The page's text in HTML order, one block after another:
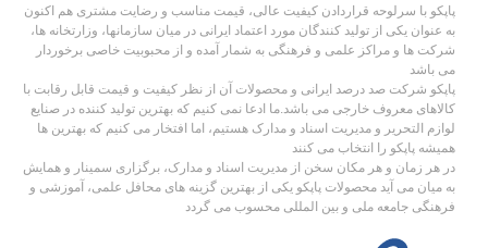
پاپکو با سرلوحه قراردادن کیفیت عالی، قیمت مناسب و رضایت مشتری هم اکنون
به عنوان یکی از تولید کنندگان مورد اعتماد ایرانی در میان سازمانها، وزارتخانه ها،
شرکت ها و مراکز علمی و فرهنگی به شمار آمده و از محبوبیت خاصی برخوردار
می باشد
پاپکو شرکت صد درصد ایرانی و محصولات آن از نظر کیفیت و قیمت قابل رقابت با
کالاهای معروف خارجی می باشد.ما ادعا نمی کنیم که بهترین تولید کننده در صنایع
لوازم التحریر و مدیریت اسناد و مدارک هستیم، اما افتخار می کنیم که بهترین ها
همیشه پاپکو را انتخاب می کنند
در هر زمان و هر مکان سخن از مدیریت اسناد و مدارک، برگزاری سمینار و همایش
به میان می آید محصولات پاپکو یکی از بهترین گزینه های محافل علمی، آموزشی و
فرهنگی جامعه ملی و بین المللی محسوب می گردد